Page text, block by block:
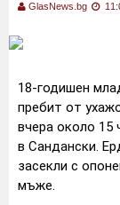
GlasNews.bg
18-годишен
пребит от
вчера около 15
в Сандански.
засекли с
мъже.